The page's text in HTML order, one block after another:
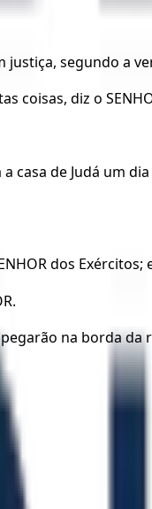
justiça, segundo a
coisas, diz o
casa de Judá um
dos Exércitos;
na borda